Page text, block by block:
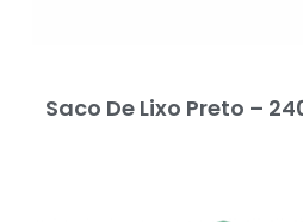
Saco De Lixo Preto –